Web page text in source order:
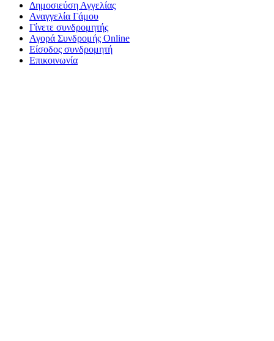
Δημοσιεύση Αγγελίας
Αναγγελία Γάμου
Γίνετε συνδρομητής
Αγορά Συνδρομής Online
Είσοδος συνδρομητή
Επικοινωνία